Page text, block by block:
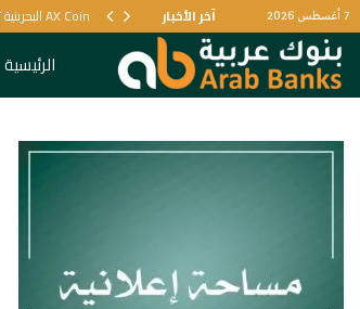
7 أغسطس 2026 آخر الأخبار AX Coin البحرينية تحصل شهادة التوافق مع الشريعة الإسلامية
الرئيسية